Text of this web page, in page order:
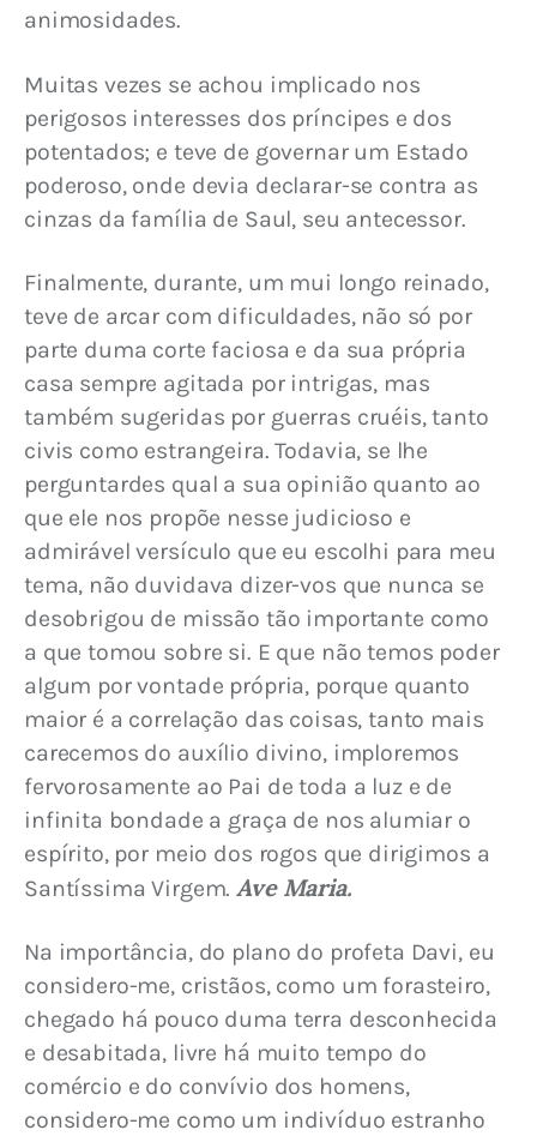
animosidades.
Muitas vezes se achou implicado nos
perigosos interesses dos príncipes e dos
potentados; e teve de governar um Estado
poderoso, onde devia declarar-se contra as
cinzas da família de Saul, seu antecessor.
Finalmente, durante, um mui longo reinado,
teve de arcar com dificuldades, não só por
parte duma corte faciosa e da sua própria
casa sempre agitada por intrigas, mas
também sugeridas por guerras cruéis, tanto
civis como estrangeira. Todavia, se lhe
perguntardes qual a sua opinião quanto ao
que ele nos propõe nesse judicioso e
admirável versículo que eu escolhi para meu
tema, não duvidava dizer-vos que nunca se
desobrigou de missão tão importante como
a que tomou sobre si. E que não temos poder
algum por vontade própria, porque quanto
maior é a correlação das coisas, tanto mais
carecemos do auxílio divino, imploremos
fervorosamente ao Pai de toda a luz e de
infinita bondade a graça de nos alumiar o
espírito, por meio dos rogos que dirigimos a
Santíssima Virgem. Ave Maria.
Na importância, do plano do profeta Davi, eu
considero-me, cristãos, como um forasteiro,
chegado há pouco duma terra desconhecida
e desabitada, livre há muito tempo do
comércio e do convívio dos homens,
considero-me como um indivíduo estranho